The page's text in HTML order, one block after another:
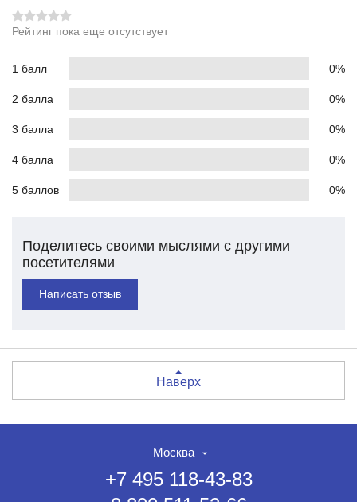
Рейтинг пока еще отсутствует
1 балл 0%
2 балла 0%
3 балла 0%
4 балла 0%
5 баллов 0%
Поделитесь своими мыслями с другими
посетителями
Написать отзыв
Наверх
Москва
+7 495 118-43-83